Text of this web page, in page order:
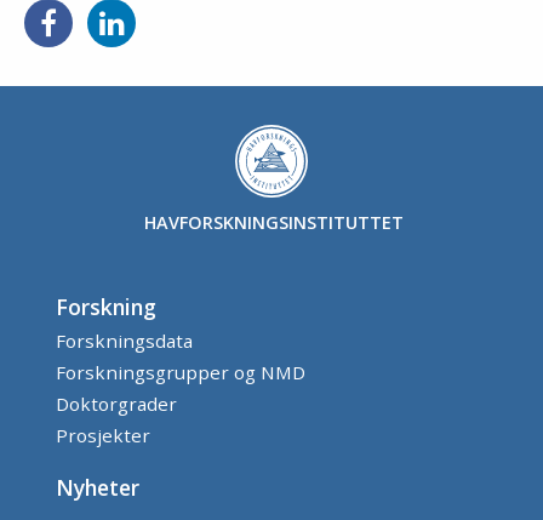
Del
på
Del
på
HAVFORSKNINGSINSTITUTTET
Forskning
Forskningsdata
Forskningsgrupper og NMD
Doktorgrader
Prosjekter
Nyheter